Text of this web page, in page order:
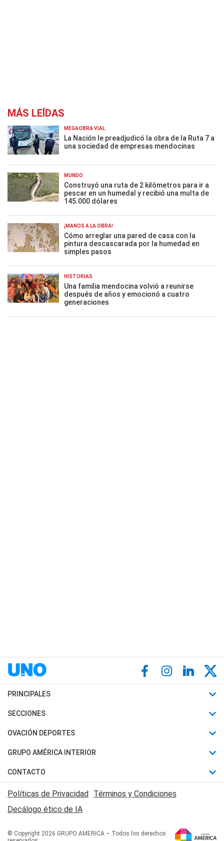
MÁS LEÍDAS
MEGAOBRA VIAL
La Nación le preadjudicó la obra de la Ruta 7 a
una sociedad de empresas mendocinas
MUNDO
Construyó una ruta de 2 kilómetros para ir a
pescar en un humedal y recibió una multa de
145.000 dólares
¡MANOS A LA OBRA!
Cómo arreglar una pared de casa con la
pintura descascarada por la humedad en
simples pasos
HISTORIAS
Una familia mendocina volvió a reunirse
después de años y emocionó a cuatro
generaciones
PRINCIPALES
Últimas Noticias
Política
Judiciales
Economia
SECCIONES
Horóscopo
Motores
Trucos caseros
Series y Películas
Edictos y Solicitadas
OVACIÓN DEPORTES
Fútbol
Mundial
Automovilismo
Rugby
Básquet
GRUPO AMÉRICA INTERIOR
Canal 7 en Vivo
San Juan 8
CONTACTO
Acerca de Nosotros
Contactanos
Políticas de Privacidad Términos y Condiciones
Decálogo ético de IA
© Copyright 2026 GRUPO AMERICA – Todos los derechos